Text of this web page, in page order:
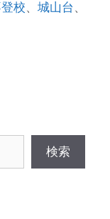
校、城山台 、
検索